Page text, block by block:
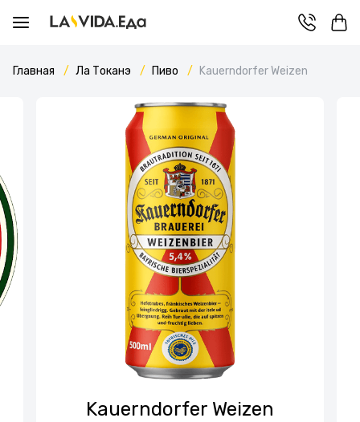
Главная Ла Токанэ Пиво Kauerndorfer Weizen
Kauerndorfer Weizen